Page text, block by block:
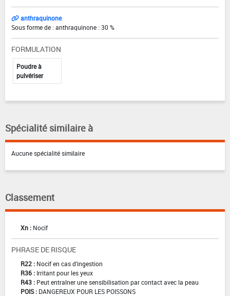
anthraquinone
Sous forme de : anthraquinone : 30 %
FORMULATION
Poudre à
pulvériser
Spécialité similaire à
Aucune spécialité similaire
Classement
Xn : Nocif
PHRASE DE RISQUE
R22 : Nocif en cas d'ingestion
R36 : Irritant pour les yeux
R43 : Peut entraîner une sensibilisation par contact avec la peau
POIS : DANGEREUX POUR LES POISSONS